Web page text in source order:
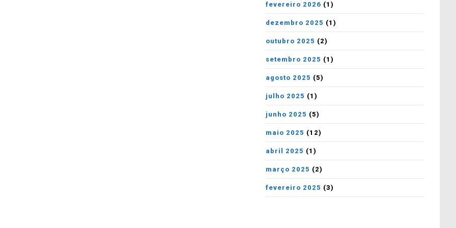
fevereiro 2026 (1)
dezembro 2025 (1)
outubro 2025 (2)
setembro 2025 (1)
agosto 2025 (5)
julho 2025 (1)
junho 2025 (5)
maio 2025 (12)
abril 2025 (1)
março 2025 (2)
fevereiro 2025 (3)